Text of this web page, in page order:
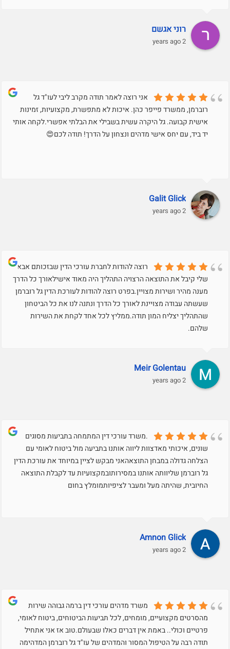
רוני אגשם
2 years ago
אני רוצה לאמר תודה מקרב ליבי לעו"ד גל
רוברמן, ממשרד פייפר כהן. איכות לא מתפשרת, מקצועיות, זמינות
אישית קבועה. גל היקרה עשית בשבילי את הבלתי אפשרי.לקחה אותי
יד ביד, עם יחס אישי מדהים ונצחון על הדרך! תודה לכם😍
Galit Glick
2 years ago
רוצה להודות לחברת עורכי הדין שבזכותם אבא
שלי קיבל את התוצאה הרצויה התהליך היה מאוד אישילאורך כל הדרך
מענה מהיר ושירות מצויין.בפרט רוצה להודות לעורכת הדין גל רוברמן
שעשתה עבודה מצויינת לאורך כל הדרך ונתנה לנו את כל הביטחון
שהתהליך יצליח המון תודה.ממליץ לכל אחד לקחת את השירות
שלהם.
Meir Golentau
2 years ago
.משרד עורכי דין המתמחה בתביעות מסוגים
שונים, איכותי מאדצוות ליווה אותנו בתביעה מול ביטוח לאומי עם
הצלחה גדולה במבחן התוצאהאני מבקש לציין במיוחד את עורכת הדין
גל רוברמן שליוותה אותנו במסירותובמקצועיות עד לקבלת התוצאה
החיובית, שהיתה מעל ומעבר לציפיותמומלץ בחום
Amnon Glick
2 years ago
משרד מדהים עורכי דין ברמה גבוהה שירות
מהסרטים מקצועיים, מומחים, לכל תביעות הביטוחים, ביטוח לאומי,
פרטיים וכולי.. באמת אין דברים כאלו שבעולם.טוב אז אני אתחיל
תודה רבה על הטיפול המסור והמדהים של עו"ד גל רוברמן המדהימה